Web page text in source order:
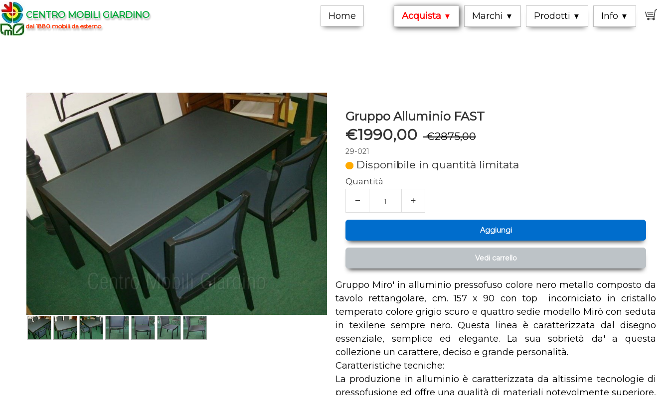
CENTRO MOBILI GIARDINO
dal 1880 mobili da esterno
Home Acquista ▼ Marchi ▼ Prodotti ▼ Info ▼
Gruppo Alluminio FAST
€1990,00 €2875,00
29-021
Disponibile in quantità limitata
Quantità
− +
Aggiungi
Vedi carrello
Gruppo Miro' in alluminio pressofuso colore nero metallo composto da
tavolo rettangolare, cm. 157 x 90 con top incorniciato in cristallo
temperato colore grigio scuro e quattro sedie modello Mirò con seduta
in texilene sempre nero. Questa linea è caratterizzata dal disegno
essenziale, semplice ed elegante. La sua sobrietà da' a questa
collezione un carattere, deciso e grande personalità.
Caratteristiche tecniche:
La produzione in alluminio è caratterizzata da altissime tecnologie di
pressofusione ed offre una qualità di materiali notevolmente superiore,